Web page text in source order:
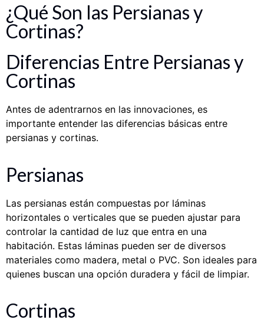
¿Qué Son las Persianas y
Cortinas?
Diferencias Entre Persianas y
Cortinas
Antes de adentrarnos en las innovaciones, es
importante entender las diferencias básicas entre
persianas y cortinas.
Persianas
Las persianas están compuestas por láminas
horizontales o verticales que se pueden ajustar para
controlar la cantidad de luz que entra en una
habitación. Estas láminas pueden ser de diversos
materiales como madera, metal o PVC. Son ideales para
quienes buscan una opción duradera y fácil de limpiar.
Cortinas